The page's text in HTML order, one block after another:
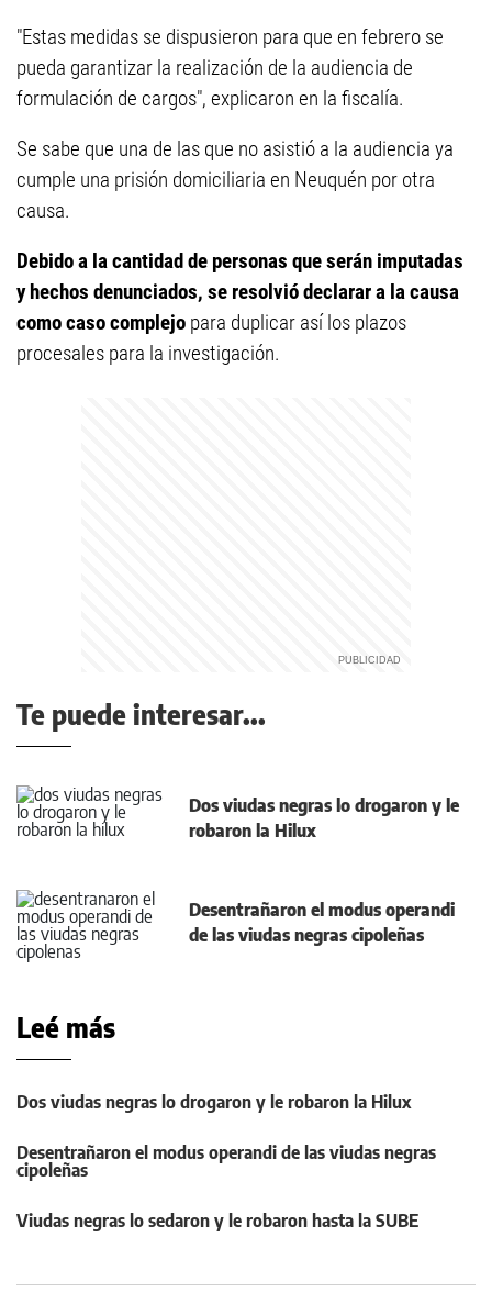
"Estas medidas se dispusieron para que en febrero se
pueda garantizar la realización de la audiencia de
formulación de cargos", explicaron en la fiscalía.
Se sabe que una de las que no asistió a la audiencia ya
cumple una prisión domiciliaria en Neuquén por otra
causa.
Debido a la cantidad de personas que serán imputadas
y hechos denunciados, se resolvió declarar a la causa
como caso complejo para duplicar así los plazos
procesales para la investigación.
Te puede interesar...
Dos viudas negras lo drogaron y le
robaron la Hilux
Desentrañaron el modus operandi
de las viudas negras cipoleñas
Leé más
Dos viudas negras lo drogaron y le robaron la Hilux
Desentrañaron el modus operandi de las viudas negras
cipoleñas
Viudas negras lo sedaron y le robaron hasta la SUBE